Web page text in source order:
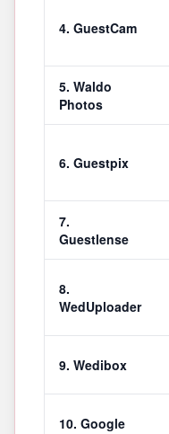
4. GuestCam
5. Waldo
Photos
6. Guestpix
7.
Guestlense
8.
WedUploader
9. Wedibox
10. Google